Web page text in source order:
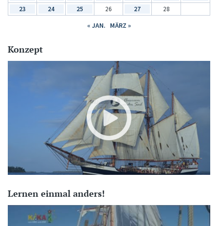
23
24 25 26 27 28
« JAN. MÄRZ »
Konzept
Lernen einmal anders!